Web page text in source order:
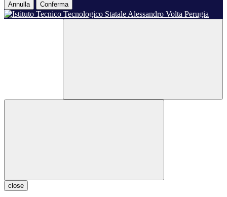
Annulla Conferma
close